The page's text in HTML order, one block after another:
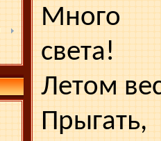
Много
света!
Летом